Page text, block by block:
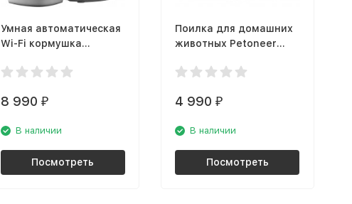
Умная автоматическая
Wi-Fi кормушка
8 990 ₽
В наличии
Посмотреть
Поилка для домашних
животных Petoneer
(FSW030)
4 990₽
В наличии
Посмотреть